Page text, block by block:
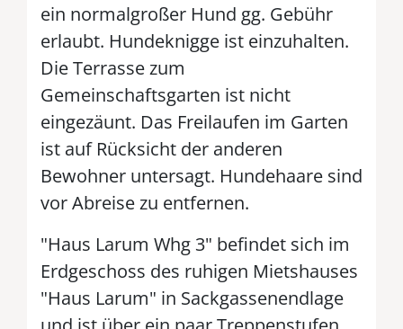
ein normalgroßer Hund gg. Gebühr
erlaubt. Hundeknigge ist einzuhalten.
Die Terrasse zum
Gemeinschaftsgarten ist nicht
eingezäunt. Das Freilaufen im Garten
ist auf Rücksicht der anderen
Bewohner untersagt. Hundehaare sind
vor Abreise zu entfernen.
"Haus Larum Whg 3" befindet sich im
Erdgeschoss des ruhigen Mietshauses
"Haus Larum" in Sackgassenendlage